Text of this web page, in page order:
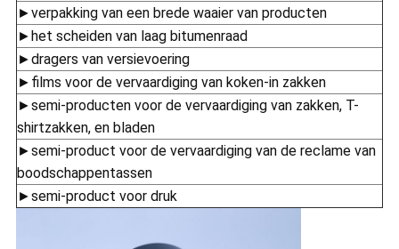
►verpakking van een brede waaier van producten
►het scheiden van laag bitumenraad
►dragers van versievoering
►films voor de vervaardiging van koken-in zakken
►semi-producten voor de vervaardiging van zakken, T-
shirtzakken, en bladen
►semi-product voor de vervaardiging van de reclame van
boodschappentassen
►semi-product voor druk